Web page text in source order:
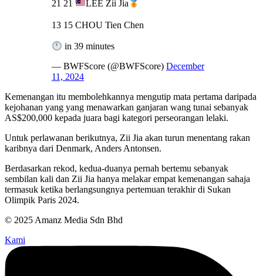
21 21
LEE Zii Jia
13 15 CHOU Tien Chen
in 39 minutes
— BWFScore (@BWFScore) December
11, 2024
Kemenangan itu membolehkannya mengutip mata pertama daripada
kejohanan yang yang menawarkan ganjaran wang tunai sebanyak
AS$200,000 kepada juara bagi kategori perseorangan lelaki.
Untuk perlawanan berikutnya, Zii Jia akan turun menentang rakan
karibnya dari Denmark, Anders Antonsen.
Berdasarkan rekod, kedua-duanya pernah bertemu sebanyak
sembilan kali dan Zii Jia hanya melakar empat kemenangan sahaja
termasuk ketika berlangsungnya pertemuan terakhir di Sukan
Olimpik Paris 2024.
© 2025 Amanz Media Sdn Bhd
Kami